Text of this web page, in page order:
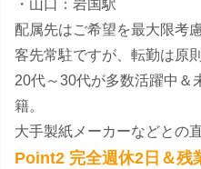
・山口：岩国駅
配属先はご希望を最大限考
客先常駐ですが、転勤は原
20代～30代が多数活躍中＆
籍。
大手製紙メーカーなどとの
Point2 完全週休2日＆残